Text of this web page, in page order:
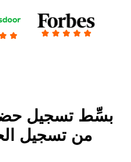
بسِّط تسجيل
من تسجيل